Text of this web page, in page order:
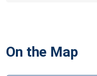
On the Map